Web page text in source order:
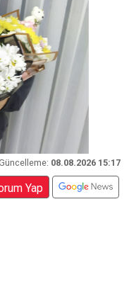
08.08.2026 15:17
Yap